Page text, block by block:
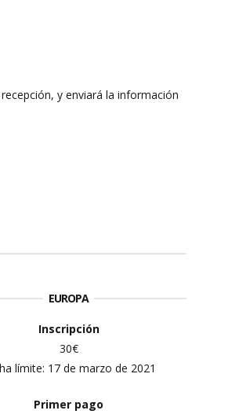
y enviará la información
EUROPA
Inscripción
30€
límite: 17 de marzo de 2021
Primer pago